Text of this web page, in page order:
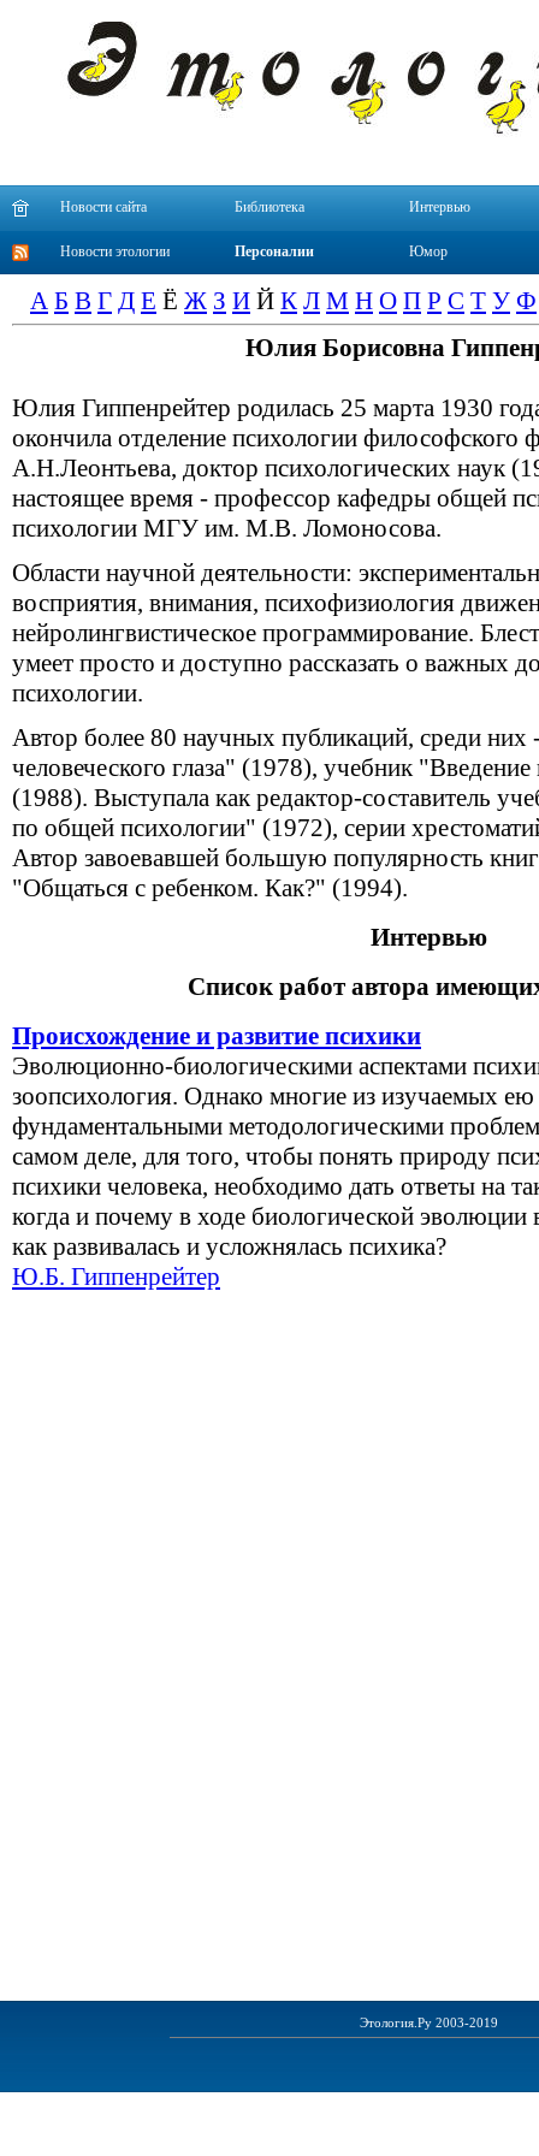
Новости сайта Библиотека Интервью
Новости этологии Персоналии Юмор
А Б В Г Д Е Ё Ж З И Й К Л М Н О П Р С Т У Ф
Юлия Борисовна
Юлия Гиппенрейтер родилась 25 марта 1930
окончила отделение психологии философского
А.Н.Леонтьева, доктор психологических наук
настоящее время - профессор кафедры общей
психологии МГУ им. М.В. Ломоносова.
Области научной деятельности:
восприятия, внимания, психофизиология
нейролингвистическое программирование.
умеет просто и доступно рассказать о важных
психологии.
Автор более 80 научных публикаций, среди
человеческого глаза" (1978), учебник
(1988). Выступала как редактор-составитель
по общей психологии" (1972), серии
Автор завоевавшей большую популярность
"Общаться с ребенком. Как?" (1994).
Интервью
Список работ автора
Происхождение и развитие психики
Эволюционно-биологическими аспектами
зоопсихология. Однако многие из изучаемых
фундаментальными методологическими
самом деле, для того, чтобы понять природу
психики человека, необходимо дать ответы на
когда и почему в ходе биологической
как развивалась и усложнялась психика?
Ю.Б. Гиппенрейтер
Этология.Ру 2003-2019